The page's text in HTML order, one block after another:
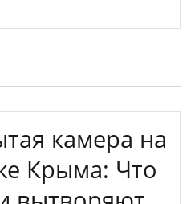
камера на
Крыма: Что